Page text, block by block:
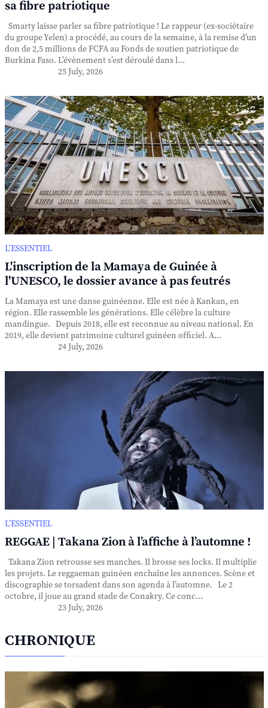
sa fibre patriotique
Smarty laisse parler sa fibre patriotique ! Le rappeur (ex-sociétaire
du groupe Yelen) a procédé, au cours de la semaine, à la remise d’un
don de 2,5 millions de FCFA au Fonds de soutien patriotique de
Burkina Faso. L’évènement s’est déroulé dans l...
25 July, 2026
L’ESSENTIEL
L'inscription de la Mamaya de Guinée à
l'UNESCO, le dossier avance à pas feutrés
La Mamaya est une danse guinéenne. Elle est née à Kankan, en
région. Elle rassemble les générations. Elle célèbre la culture
mandingue. Depuis 2018, elle est reconnue au niveau national. En
2019, elle devient patrimoine culturel guinéen officiel. A...
24 July, 2026
L’ESSENTIEL
REGGAE | Takana Zion à l’affiche à l’automne !
Takana Zion retrousse ses manches. Il brosse ses locks. Il multiplie
les projets. Le reggaeman guinéen enchaîne les annonces. Scène et
discographie se torsadent dans son agenda à l’automne. Le 2
octobre, il joue au grand stade de Conakry. Ce conc...
23 July, 2026
CHRONIQUE